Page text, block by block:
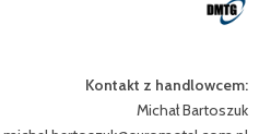
Kontakt z handlowcem:
Michał Bartoszuk